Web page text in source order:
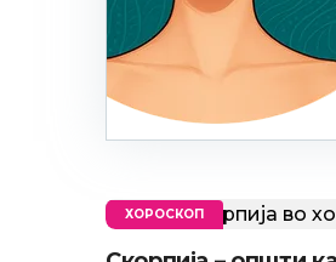
ХОРОСКОП